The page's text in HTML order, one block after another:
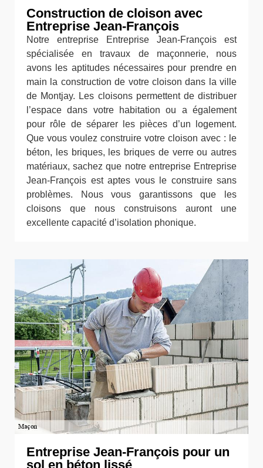
Construction de cloison avec
Entreprise Jean-François
Notre entreprise Entreprise Jean-François est
spécialisée en travaux de maçonnerie, nous
avons les aptitudes nécessaires pour prendre en
main la construction de votre cloison dans la ville
de Montjay. Les cloisons permettent de distribuer
l’espace dans votre habitation ou a également
pour rôle de séparer les pièces d’un logement.
Que vous voulez construire votre cloison avec : le
béton, les briques, les briques de verre ou autres
matériaux, sachez que notre entreprise Entreprise
Jean-François est aptes vous le construire sans
problèmes. Nous vous garantissons que les
cloisons que nous construisons auront une
excellente capacité d’isolation phonique.
Entreprise Jean-François pour un
sol en béton lissé